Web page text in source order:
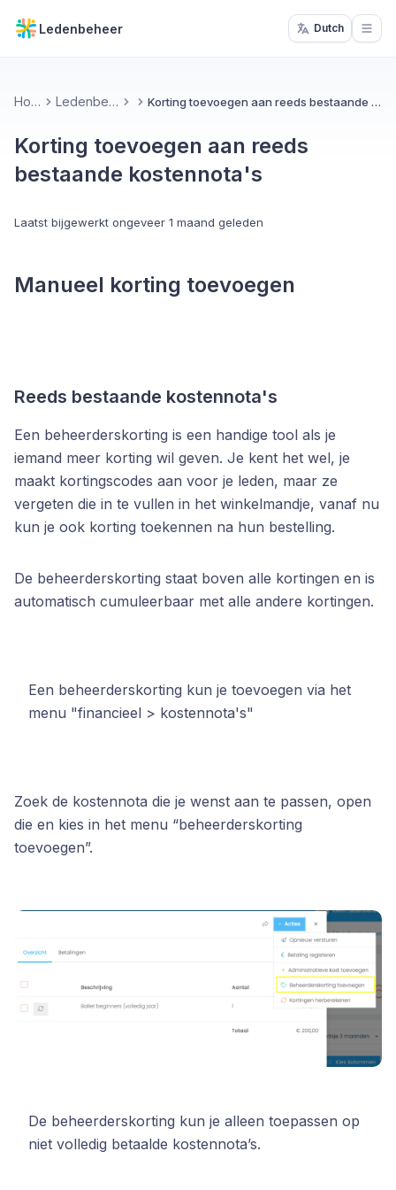
Ledenbeheer Dutch
Home Ledenbeheer Korting toevoegen aan reeds bestaande kostennota's
Korting toevoegen aan reeds
bestaande kostennota's
Laatst bijgewerkt ongeveer 1 maand geleden
Manueel korting toevoegen
Reeds bestaande kostennota's
Een beheerderskorting is een handige tool als je
iemand meer korting wil geven. Je kent het wel, je
maakt kortingscodes aan voor je leden, maar ze
vergeten die in te vullen in het winkelmandje, vanaf nu
kun je ook korting toekennen na hun bestelling.
De beheerderskorting staat boven alle kortingen en is
automatisch cumuleerbaar met alle andere kortingen.
Een beheerderskorting kun je toevoegen via het
menu "financieel > kostennota's"
Zoek de kostennota die je wenst aan te passen, open
die en kies in het menu “beheerderskorting
toevoegen”.
De beheerderskorting kun je alleen toepassen op
niet volledig betaalde kostennota’s.